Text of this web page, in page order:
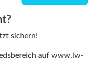
sichern!
aufwww.lw-